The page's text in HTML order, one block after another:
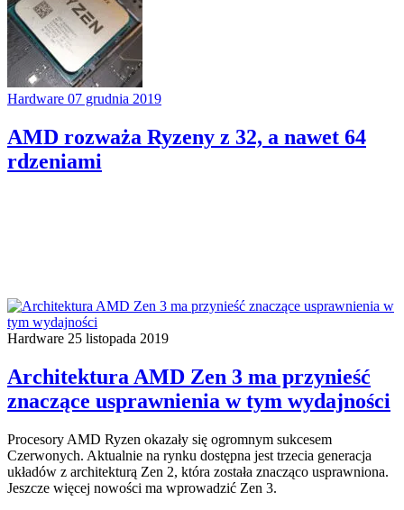
Hardware 07 grudnia 2019
AMD rozważa Ryzeny z 32, a nawet 64
rdzeniami
Hardware 25 listopada 2019
Architektura AMD Zen 3 ma przynieść
znaczące usprawnienia w tym wydajności
Procesory AMD Ryzen okazały się ogromnym sukcesem
Czerwonych. Aktualnie na rynku dostępna jest trzecia generacja
układów z architekturą Zen 2, która została znacząco usprawniona.
Jeszcze więcej nowości ma wprowadzić Zen 3.